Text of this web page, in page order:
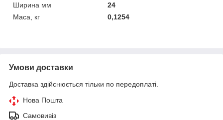
Ширина мм
24
Маса, кг
0,1254
Умови доставки
Доставка здійснюється тільки по передоплаті.
Нова Пошта
Самовивіз